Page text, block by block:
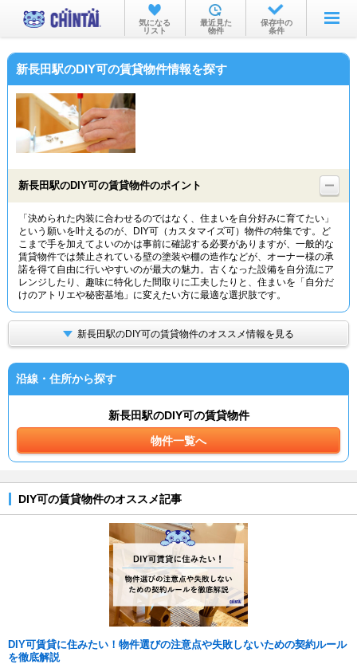
お部屋を探す
沿線・駅から
物件特集から
TOP
気になる
リスト
最近見た
物件
保存中の
条件
新長田駅のDIY可の賃貸物件情報を探す
新長田駅のDIY可の賃貸物件のポイント
「決められた内装に合わせるのではなく、住まいを自分好みに育てたい」
という願いを叶えるのが、DIY可（カスタマイズ可）物件の特集です。ど
こまで手を加えてよいのかは事前に確認する必要がありますが、一般的な
賃貸物件では禁止されている壁の塗装や棚の造作などが、オーナー様の承
諾を得て自由に行いやすいのが最大の魅力。古くなった設備を自分流にア
レンジしたり、趣味に特化した間取りに工夫したりと、住まいを「自分だ
けのアトリエや秘密基地」に変えたい方に最適な選択肢です。
新長田駅のDIY可の賃貸物件のオススメ情報を見る
沿線・住所から探す
新長田駅のDIY可の賃貸物件
物件一覧へ
DIY可の賃貸物件のオススメ記事
DIY可賃貸に住みたい！物件選びの注意点や失敗しないための契約ルール
を徹底解説